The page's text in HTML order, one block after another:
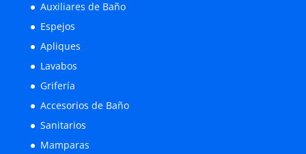
Auxiliares de Baño
Espejos
Apliques
Lavabos
Grifería
Accesorios de Baño
Sanitarios
Mamparas